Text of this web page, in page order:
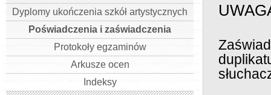
Dyplomy ukończenia szkół artystycznych
Poświadczenia i zaświadczenia
Protokoły egzaminów
Arkusze ocen
Indeksy